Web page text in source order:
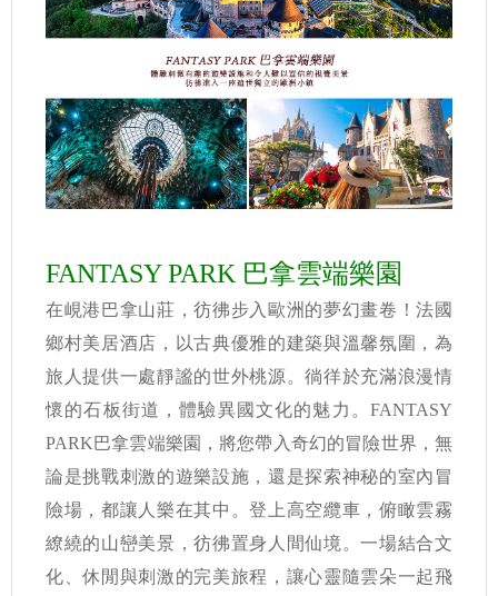
FANTASY PARK 巴拿雲端樂園
在峴港巴拿山莊，彷彿步入歐洲的夢幻畫卷！法國
鄉村美居酒店，以古典優雅的建築與溫馨氛圍，為
旅人提供一處靜謐的世外桃源。徜徉於充滿浪漫情
懷的石板街道，體驗異國文化的魅力。FANTASY
PARK巴拿雲端樂園，將您帶入奇幻的冒險世界，無
論是挑戰刺激的遊樂設施，還是探索神秘的室內冒
險場，都讓人樂在其中。登上高空纜車，俯瞰雲霧
繚繞的山巒美景，彷彿置身人間仙境。一場結合文
化、休閒與刺激的完美旅程，讓心靈隨雲朵一起飛